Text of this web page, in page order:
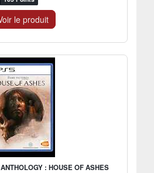
le produit
: HOUSE OF ASHES